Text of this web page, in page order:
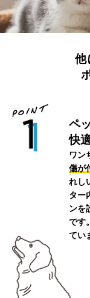
他
ペ
快
ワン
傷が
れし
ター
ンを
です
てい